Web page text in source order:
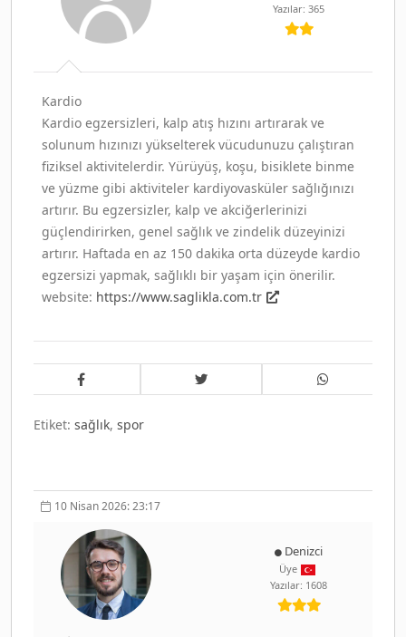
Yazılar: 365
Kardio
Kardio egzersizleri, kalp atış hızını artırarak ve
solunum hızınızı yükselterek vücudunuzu çalıştıran
fiziksel aktivitelerdir. Yürüyüş, koşu, bisiklete binme
ve yüzme gibi aktiviteler kardiyovasküler sağlığınızı
artırır. Bu egzersizler, kalp ve akciğerlerinizi
güçlendirirken, genel sağlık ve zindelik düzeyinizi
artırır. Haftada en az 150 dakika orta düzeyde kardio
egzersizi yapmak, sağlıklı bir yaşam için önerilir.
website: https://www.saglikla.com.tr
Etiket: sağlık, spor
10 Nisan 2026: 23:17
Denizci
Üye
Yazılar: 1608